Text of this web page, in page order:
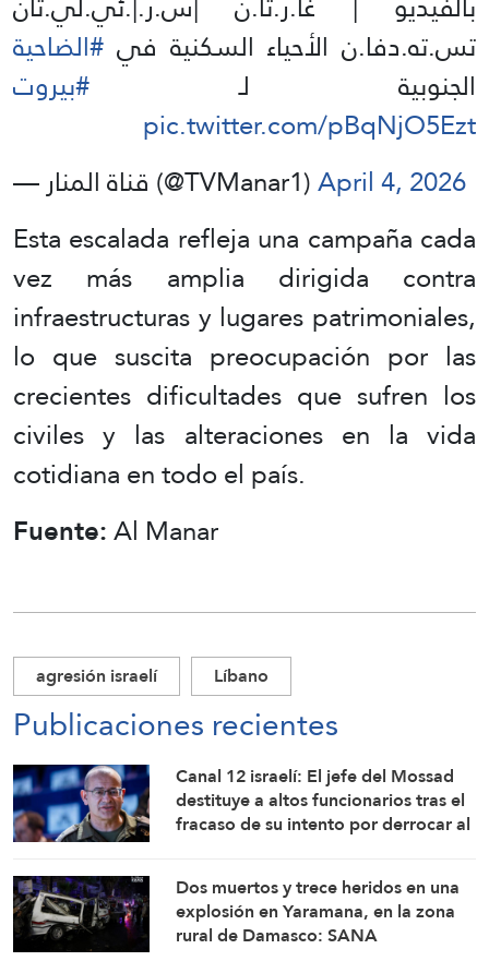
تس.ته.دفا.ن الأحياء السكنية في #الضاحية
الجنوبية لـ #بيروت
pic.twitter.com/pBqNjO5Ezt
— قناة المنار (@TVManar1)April 4, 2026
Esta escalada refleja una campaña cada
vez más amplia dirigida contra
infraestructuras y lugares patrimoniales,
lo que suscita preocupación por las
crecientes dificultades que sufren los
civiles y las alteraciones en la vida
cotidiana en todo el país.
Fuente:Al Manar
agresión israelí Líbano
Publicaciones recientes
Canal 12 israelí: El jefe del Mossad
destituye a altos funcionarios tras el
fracaso de su intento por derrocar al
Dos muertos y trece heridos en una
explosión en Yaramana, en la zona
rural de Damasco: SANA